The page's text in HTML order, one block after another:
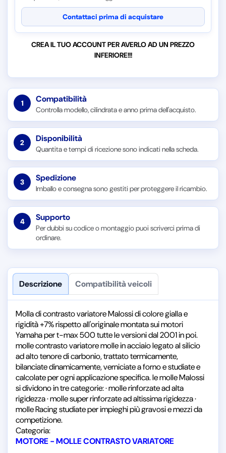
Contattaci prima di acquistare
CREA IL TUO ACCOUNT PER AVERLO AD UN PREZZO
INFERIORE!!!
1 Compatibilità
Controlla modello, cilindrata e anno prima dell'acquisto.
2 Disponibilità
Quantita e tempi di ricezione sono indicati nella scheda.
3 Spedizione
Imballo e consegna sono gestiti per proteggere il ricambio.
4 Supporto
Per dubbi su codice o montaggio puoi scriverci prima di
ordinare.
Descrizione Compatibilità veicoli
Molla di contrasto variatore Malossi di colore gialla e
rigidità +7% rispetto all'originale montata sui motori
Yamaha per t-max 500 tutte le versioni dal 2001 in poi.
molle contrasto variatore molle in acciaio legato al silicio
ad alto tenore di carbonio, trattato termicamente,
bilanciate dinamicamente, verniciate a forno e studiate e
calcolate per ogni applicazione specifica. le molle Malossi
si dividono in tre categorie: · molle rinforzate ad alta
rigidezza · molle super rinforzate ad altissima rigidezza ·
molle Racing studiate per impieghi più gravosi e mezzi da
competizione.
Categoria:
MOTORE - MOLLE CONTRASTO VARIATORE